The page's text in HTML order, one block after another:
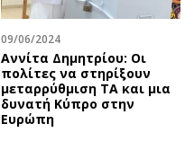
Social
Αυτοκίνηση
Αφιερώματα
Πολιτική
09/06/2024
Αννίτα Δημητρίου: Οι
πολίτες να στηρίξουν
μεταρρύθμιση ΤΑ και μια
δυνατή Κύπρο στην
Ευρώπη